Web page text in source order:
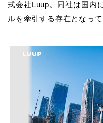
式会社Luup。同社は国内
ルを牽引する存在となって